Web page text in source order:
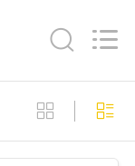
الصفحة
الرئيسية
Business
License.
Reserved.